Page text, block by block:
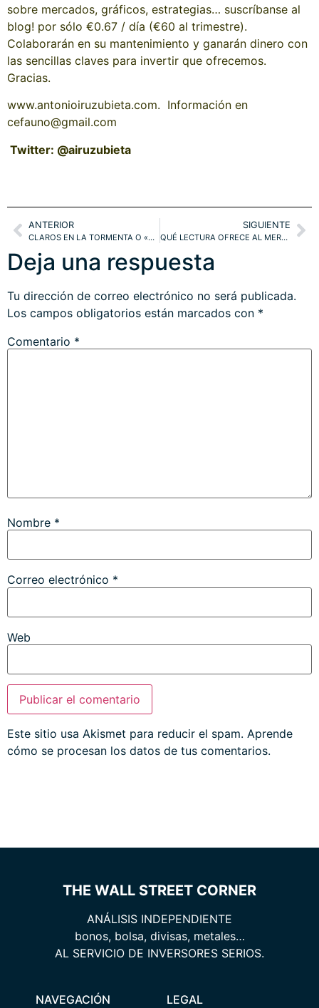
sobre mercados, gráficos, estrategias… suscríbanse al
blog! por sólo €0.67 / día (€60 al trimestre).
Colaborarán en su mantenimiento y ganarán dinero con
las sencillas claves para invertir que ofrecemos.
Gracias.
www.antonioiruzubieta.com. Información en
cefauno@gmail.com
Twitter: @airuzubieta
ANTERIOR
CLAROS EN LA TORMENTA O «REBOTE DEL GATO MUERTO»?. ANÁLISIS DE DATOS INTERNOS, DOW, IBEX, NAZ
SIGUIENTE
QUÉ LECTURA OFRECE AL MERCADO EL ACTUAL «CARRY TRADE INDEX»EN NEGATIVO?. EURO-YEN, SHANGAI, DAX
Deja una respuesta
Tu dirección de correo electrónico no será publicada.
Los campos obligatorios están marcados con *
Comentario *
Nombre *
Correo electrónico *
Web
Este sitio usa Akismet para reducir el spam. Aprende
cómo se procesan los datos de tus comentarios.
THE WALL STREET CORNER
ANÁLISIS INDEPENDIENTE
bonos, bolsa, divisas, metales…
AL SERVICIO DE INVERSORES SERIOS.
NAVEGACIÓN LEGAL